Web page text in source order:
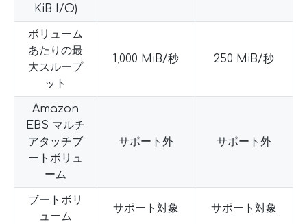
KiB I/O)
ボリューム
あたりの最
大スループ
ット
1,000 MiB/秒 250 MiB/秒
Amazon
EBS マルチ
アタッチブ
ートボリュ
ーム
サポート外 サポート外
ブートボリ
ューム
サポート対象 サポート対象